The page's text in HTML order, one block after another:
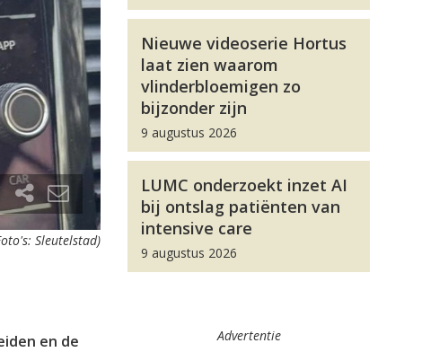
Sleutelstad)
en de
Nieuwe videoserie Hortus
laat zien waarom
vlinderbloemigen zo
bijzonder zijn
9 augustus 2026
LUMC onderzoekt inzet AI
bij ontslag patiënten van
intensive care
9 augustus 2026
Advertentie